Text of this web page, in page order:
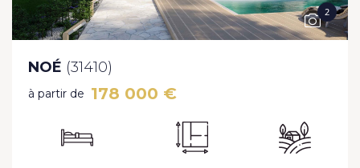
2
NOÉ (31410)
à partir de 178 000 €